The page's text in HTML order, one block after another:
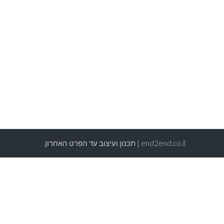
end2end.co.il | תכנון ועיצוב עד הפרט האחרון.